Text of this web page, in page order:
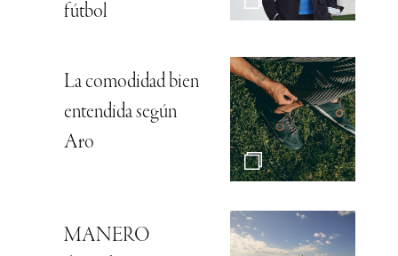
fútbol
La comodidad bien
entendida según
Aro
MANERO